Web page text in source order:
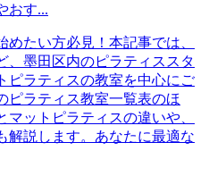
おす...
たい方必見！本記事では、
、墨田区内のピラティススタ
ピラティスの教室を中心にご
ピラティス教室一覧表のほ
ットピラティスの違いや、
解説します。あなたに最適な